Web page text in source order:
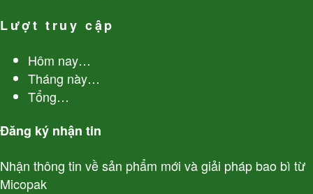
Lượt truy cập
Hôm nay…
Tháng này…
Tổng…
Đăng ký nhận tin
Nhận thông tin về sản phẩm mới và giải pháp bao bì từ
Micopak